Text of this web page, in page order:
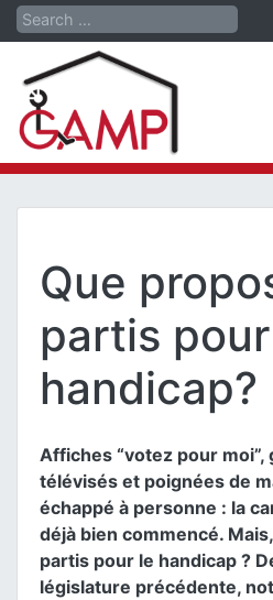
Search
Que
partis
handicap?
Affiches “votez pour moi”,
télévisés et poignées de
échappé à personne : la
déjà bien commencé.
partis pour le handicap ?
législature précédente,